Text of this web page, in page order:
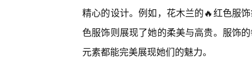
精心的设计。例如，花木兰的🔥红色服
色服饰则展现了她的柔美与高贵。服饰
元素都能完美展现她们的魅力。